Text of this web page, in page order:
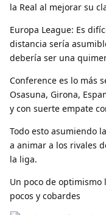
la Real al mejorar su
Europa League: Es
distancia sería
debería ser una
Conference es lo más
Osasuna, Girona,
y con suerte empate
Todo esto asumiendo
a animar a los rivales
la liga.
Un poco de optimismo
pocos y cobardes